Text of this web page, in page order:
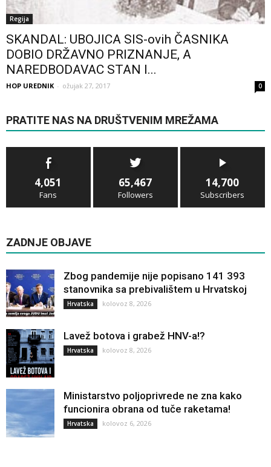
Regija
SKANDAL: UBOJICA SIS-ovih ČASNIKA
DOBIO DRŽAVNO PRIZNANJE, A
NAREDBODAVAC STAN I...
HOP UREDNIK - ožujak 27, 2017 0
PRATITE NAS NA DRUŠTVENIM MREŽAMA
4,051
Fans
65,467
Followers
14,700
Subscribers
ZADNJE OBJAVE
Zbog pandemije nije popisano 141 393
stanovnika sa prebivalištem u Hrvatskoj
Hrvatska kolovoz 8, 2026
Lavež botova i grabež HNV-a!?
Hrvatska kolovoz 8, 2026
Ministarstvo poljoprivrede ne zna kako
funcionira obrana od tuče raketama!
Hrvatska kolovoz 6, 2026